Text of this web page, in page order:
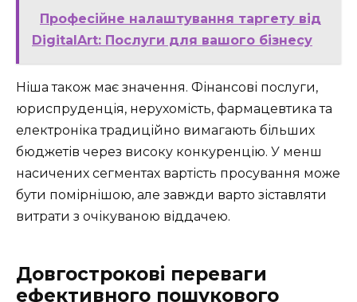
Професійне налаштування таргету від
DigitalArt: Послуги для вашого бізнесу
Ніша також має значення. Фінансові послуги,
юриспруденція, нерухомість, фармацевтика та
електроніка традиційно вимагають більших
бюджетів через високу конкуренцію. У менш
насичених сегментах вартість просування може
бути помірнішою, але завжди варто зіставляти
витрати з очікуваною віддачею.
Довгострокові переваги
ефективного пошукового